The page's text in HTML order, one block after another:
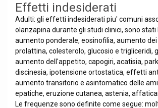
Effetti indesiderati
Adulti: gli effetti indesiderati piu' comuni
olanzapina durante gli studi clinici, sono stati
aumento ponderale, eosinofilia, aumento dei
prolattina, colesterolo, glucosio e trigliceridi,
aumento dell'appetito, capogiri, acatisia,
discinesia, ipotensione ortostatica, effetti
aumento transitorio e asintomatico delle
epatiche, eruzione cutanea, astenia,
Le frequenze sono definite come segue: